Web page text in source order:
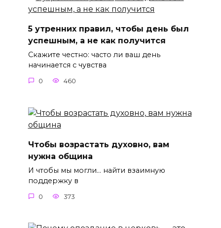
5 утренних правил, чтобы день был
успешным, а не как получится
Скажите честно: часто ли ваш день
начинается с чувства
0 460
Чтобы возрастать духовно, вам
нужна община
И чтобы мы могли… найти взаимную
поддержку в
0 373